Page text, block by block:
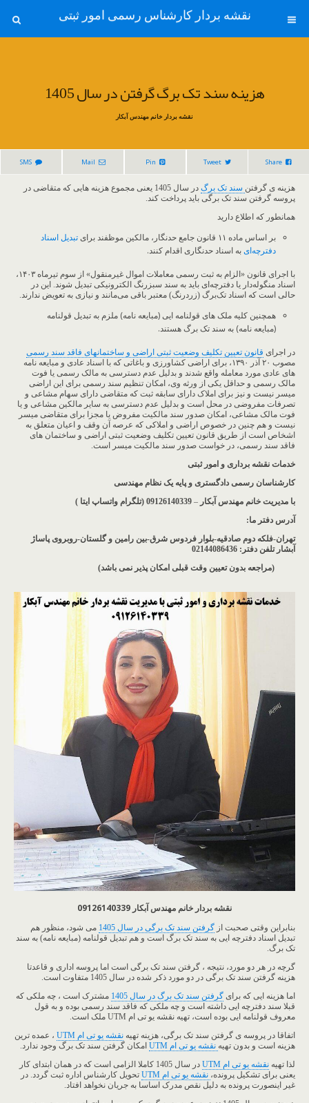
نقشه بردار کارشناس رسمی امور ثبتی
هزینه سند تک برگ گرفتن در سال 1405
نقشه بردار خانم مهندس آبکار
Share
Tweet
Pin
Mail
SMS
هزینه ی گرفتن سند تک برگ
در سال 1405 یعنی مجموع هزینه هایی که متقاضی در
پروسه گرفتن سند تک برگی باید پرداخت کند.
همانطور که اطلاع دارید
بر اساس ماده ۱۱ قانون جامع حدنگار، مالکین موظفند برای
تبدیل اسناد
دفترچه‌ایبه اسناد حدنگاری اقدام کنند.
با اجرای قانون «الزام به ثبت رسمی معاملات اموال غیرمنقول» از سوم تیرماه ۱۴۰۳،
اسناد منگوله‌دار یا دفترچه‌ای باید به سند سبزرنگ الکترونیکی تبدیل شوند. این در
حالی است که اسناد تک‌برگ (زردرنگ) معتبر باقی می‌مانند و نیازی به تعویض ندارند.
همچنین کلیه ملک های قولنامه ایی (مبایعه نامه) ملزم به تبدیل قولنامه
(مبایعه نامه) به سند تک برگ هستند.
در اجرای قانون تعیین تکلیف وضعیت ثبتی اراضی و ساختمانهای فاقد سند رسمی
مصوب ۲۰ آذر ۱۳۹۰، برای اراضی کشاورزی و باغاتی که با اسناد عادی و مبایعه نامه
های عادی مورد معامله واقع شدند و بدلیل عدم دسترسی به مالک رسمی یا فوت
مالک رسمی و حداقل یکی از ورثه وی، امکان تنظیم سند رسمی برای این اراضی
میسر نیست و نیز برای املاک دارای سابقه ثبت که متقاضی دارای سهام مشاعی و
تصرفات مفروضی در محل است و بدلیل عدم دسترسی به سایر مالکین مشاعی و یا
فوت مالک مشاعی، امکان صدور سند مالکیت مفروض یا مجزا برای متقاضی میسر
نیست و هم چنین در خصوص اراضی و املاکی که عرصه آن وقف و اعیان متعلق به
اشخاص است از طریق قانون تعیین تکلیف وضعیت ثبتی اراضی و ساختمان های
فاقد سند رسمی، در خواست صدور سند مالکیت میسر است.
خدمات نقشه برداری و امور ثبتی
کارشناسان رسمی دادگستری و پایه یک نظام مهندسی
با مدیریت خانم مهندس آبکار – 09126140339 (تلگرام واتساپ ایتا )
آدرس دفتر ما:
تهران-فلکه دوم صادقیه-بلوار فردوس شرق-بین رامین و گلستان-روبروی پاساژ
آبشار تلفن دفتر: 02144086436
(مراجعه بدون تعیین وقت قبلی امکان پذیر نمی باشد)
نقشه بردار خانم مهندس آبکار 09126140339
بنابراین وقتی صحبت از گرفتن سند تک برگی در سال 1405
می شود، منظور هم
تبدیل اسناد دفترچه ایی به سند تک برگ است و هم تبدیل قولنامه (مبایعه نامه) به سند
تک برگ.
گرچه در هر دو مورد، نتیجه ، گرفتن سند تک برگی است اما پروسه اداری و قاعدتا
هزینه گرفتن سند تک برگی در دو مورد ذکر شده در سال 1405 متفاوت است.
اما هزینه ایی که برای گرفتن سند تک برگ در سال 1405
مشترک است ، چه ملکی که
قبلا سند دفترچه ایی داشته است و چه ملکی که فاقد سند رسمی بوده و به قول
معروف قولنامه ایی بوده است، تهیه نقشه یو تی ام UTM ملک است.
اتفاقا در پروسه ی گرفتن سند تک برگی، هزینه تهیه نقشه یو تی ام UTM
، عمده ترین
هزینه است و بدون تهیه نقشه یو تی ام UTM
امکان گرفتن سند تک برگ وجود ندارد.
لذا تهیه نقشه یو تی ام UTM
در سال 1405 کاملا الزامی است که در همان ابتدای کار
یعنی برای تشکیل پرونده، نقشه یو تی ام UTM
تحویل کارشناس اداره ثبت گردد. در
غیر اینصورت پرونده به دلیل نقص مدرک اساسا به جریان نخواهد افتاد.